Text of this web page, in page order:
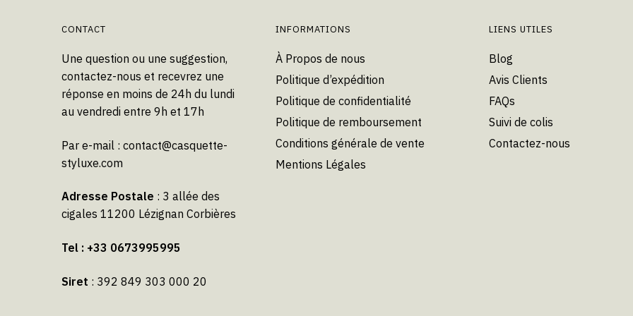
page
du
produit
CONTACT
Une question ou une suggestion,
contactez-nous et recevrez une
réponse en moins de 24h du lundi
au vendredi entre 9h et 17h
Par e-mail : contact@casquette-
styluxe.com
Adresse Postale : 3 allée des
cigales 11200 Lézignan Corbières
Tel : +33 0673995995
Siret : 392 849 303 000 20
INFORMATIONS
À Propos de nous
Politique d’expédition
Politique de confidentialité
Politique de remboursement
Conditions générale de vente
Mentions Légales
LIENS UTILES
Blog
Avis Clients
FAQs
Suivi de colis
Contactez-nous